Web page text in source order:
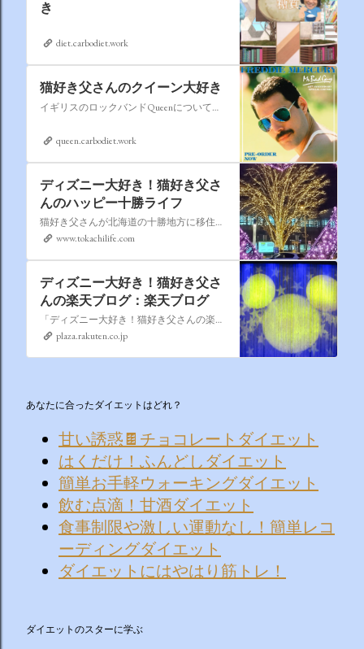
き
diet.carbodiet.work
猫好き父さんのクイーン大好き
イギリスのロックバンドQueenについての情報をアップします。
queen.carbodiet.work
ディズニー大好き！猫好き父さ
んのハッピー十勝ライフ
猫好き父さんが北海道の十勝地方に移住しました。なれない北海道の暮らしについてお伝えします。
www.tokachilife.com
ディズニー大好き！猫好き父さ
んの楽天ブログ：楽天ブログ
「ディズニー大好き！猫好き父さんの楽天ブログ」にようこそ！ いろんなブログサービスが廃止になるなか満を持して楽天ブログをはじめようと思います。 よろしくお願いいたします。
plaza.rakuten.co.jp
あなたに合ったダイエットはどれ？
甘い誘惑🍫チョコレートダイエット
はくだけ！ふんどしダイエット
簡単お手軽ウォーキングダイエット
飲む点滴！甘酒ダイエット
食事制限や激しい運動なし！簡単レコ
ーディングダイエット
ダイエットにはやはり筋トレ！
ダイエットのスターに学ぶ